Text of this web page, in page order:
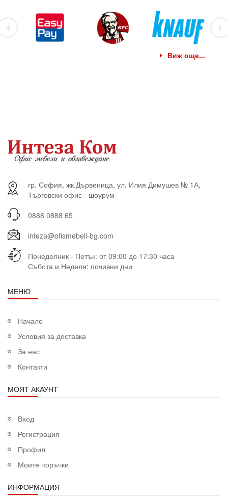
Виж още...
гр. София, жк.Дървеница, ул. Илия Димушев № 1А,
Търговски офис - шоурум
0888 0888 65
inteza@ofismebeli-bg.com
Понеделник - Петък: от 09:00 до 17:30 часа
Събота и Неделя: почивни дни
МЕНЮ
Начало
Условия за доставка
За нас
Контакти
МОЯТ АКАУНТ
Вход
Регистрация
Профил
Моите поръчки
ИНФОРМАЦИЯ